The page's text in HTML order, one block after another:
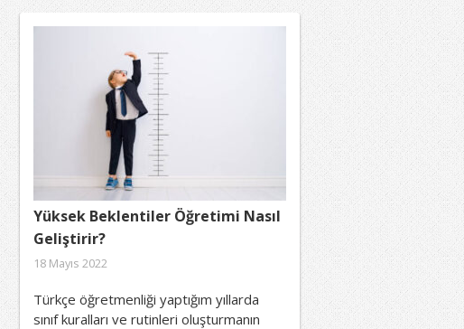
Yüksek Beklentiler Öğretimi Nasıl
Geliştirir?
18 Mayıs 2022
Türkçe öğretmenliği yaptığım yıllarda
sınıf kuralları ve rutinleri oluşturmanın